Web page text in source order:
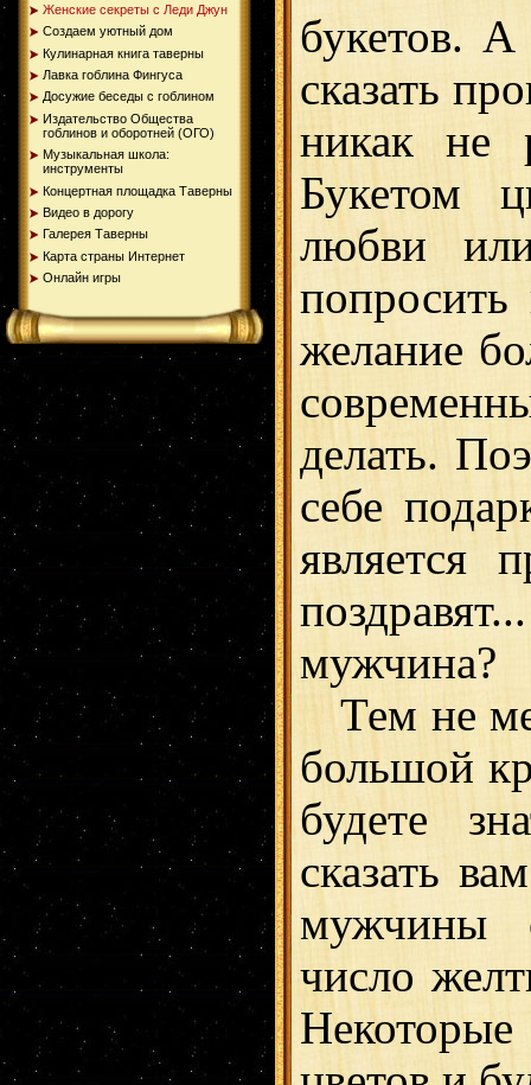
Женские секреты с Леди Джун
Создаем уютный дом
Кулинарная книга таверны
Лавка гоблина Фингуса
Досужие беседы с гоблином
Издательство Общества
гоблинов и оборотней (ОГО)
Музыкальная школа:
инструменты
Концертная площадка Таверны
Видео в дорогу
Галерея Таверны
Карта страны Интернет
Онлайн игры
букетов.
сказать
никак не
Букетом
любви
желание
делать.
себе
является
мужчина?
Тем не
большой
будете
сказать
мужчины
число